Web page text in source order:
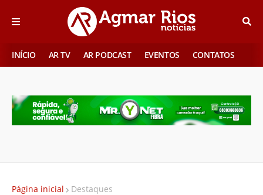
INÍCIO AR TV AR PODCAST EVENTOS CONTATOS
Página inicial Destaques